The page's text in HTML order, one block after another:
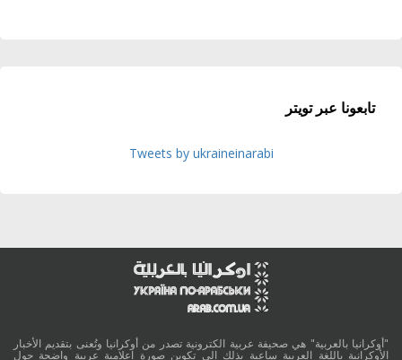
تابعونا عبر تويتر
Tweets by ukraineinarabi
"أوكرانيا بالعربية" هي صحيفة عربية الكترونية تصدر من أوكرانيا وتُعنى بتقديم الأخبار
الأوكرانية باللغة العربية ساعية بذلك الى تكوين صورة اعلامية عربية واضحة حول